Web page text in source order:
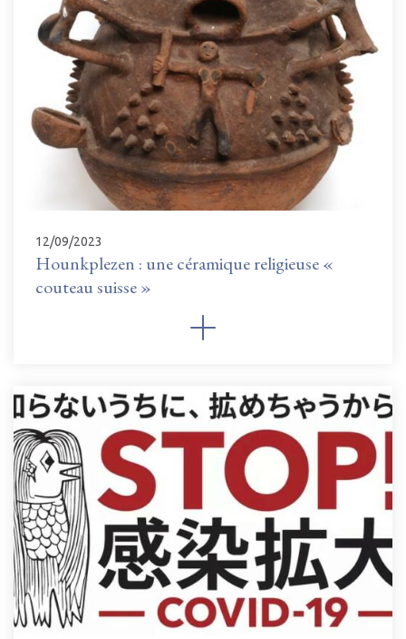
12/09/2023
Hounkplezen : une céramique religieuse «
couteau suisse »